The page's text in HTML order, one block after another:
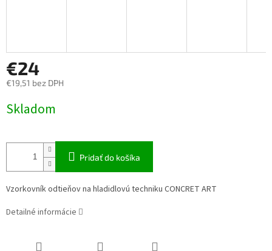
€24
€19,51 bez DPH
cena:
Skladom
Pridať do košíka
Vzorkovník odtieňov na hladidlovú techniku CONCRET ART
Detailné informácie